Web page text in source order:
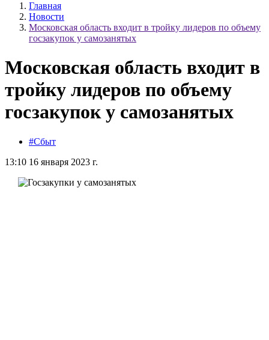
Главная
Новости
Московская область входит в тройку лидеров по объему
госзакупок у самозанятых
Московская область входит в
тройку лидеров по объему
госзакупок у самозанятых
#Сбыт
13:10 16 января 2023 г.